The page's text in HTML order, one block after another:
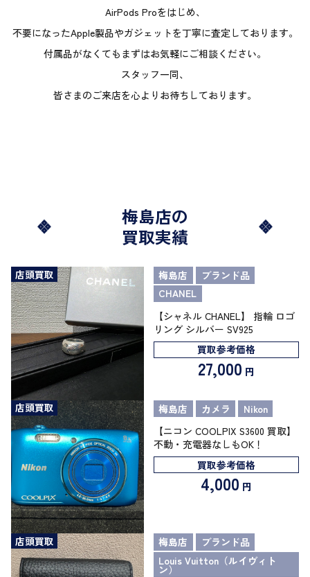
AirPods Proをはじめ、
不要になったApple製品やガジェットを丁寧に査定しております。
付属品がなくてもまずはお気軽にご相談ください。
スタッフ一同、
皆さまのご来店を心よりお待ちしております。
梅島店の
買取実績
店頭買取 梅島店
ブランド品
CHANEL
【シャネル CHANEL】 指輪 ロゴ
リング シルバー SV925
買取参考価格
27,000 円
店頭買取 梅島店 カメラ
Nikon
【ニコン COOLPIX S3600 買取】
不動・充電器なしもOK！
買取参考価格
4,000 円
店頭買取 梅島店
ブランド品
Louis Vuitton（ルイヴィト
ン）